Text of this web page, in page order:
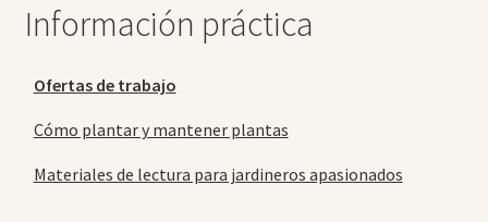
Información práctica
Ofertas de trabajo
Cómo plantar y mantener plantas
Materiales de lectura para jardineros apasionados